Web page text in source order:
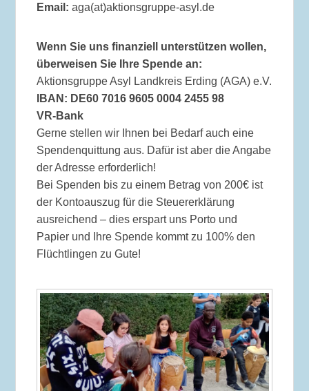
Email: aga(at)aktionsgruppe-asyl.de
Wenn Sie uns finanziell unterstützen wollen,
überweisen Sie Ihre Spende an:
Aktionsgruppe Asyl Landkreis Erding (AGA) e.V.
IBAN: DE60 7016 9605 0004 2455 98
VR-Bank
Gerne stellen wir Ihnen bei Bedarf auch eine
Spendenquittung aus. Dafür ist aber die Angabe
der Adresse erforderlich!
Bei Spenden bis zu einem Betrag von 200€ ist
der Kontoauszug für die Steuererklärung
ausreichend – dies erspart uns Porto und
Papier und Ihre Spende kommt zu 100% den
Flüchtlingen zu Gute!